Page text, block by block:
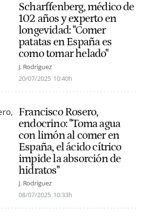
Scharffenberg, médico de
102 años y experto en
longevidad: "Comer
patatas en España es
como tomar helado"
J. Rodríguez
20/07/2025 10:40h
Francisco Rosero,
endocrino: "Toma agua
con limón al comer en
España, el ácido cítrico
impide la absorción de
hidratos"
J. Rodríguez
08/07/2025 10:33h